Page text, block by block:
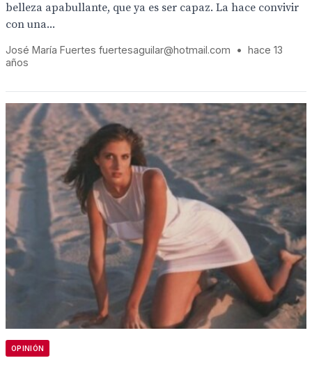
belleza apabullante, que ya es ser capaz. La hace convivir
con una...
José María Fuertes fuertesaguilar@hotmail.com • hace 13
años
OPINIÓN